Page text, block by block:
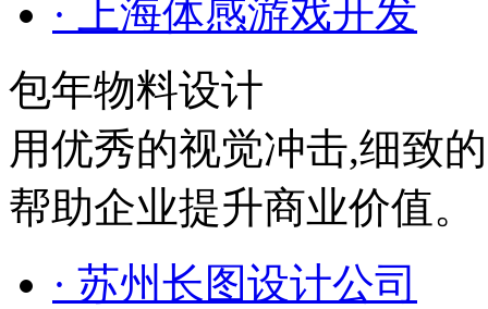
· 上海体感游戏开发
包年物料设计
用优秀的视觉冲击,细致
帮助企业提升商业价值。
· 苏州长图设计公司